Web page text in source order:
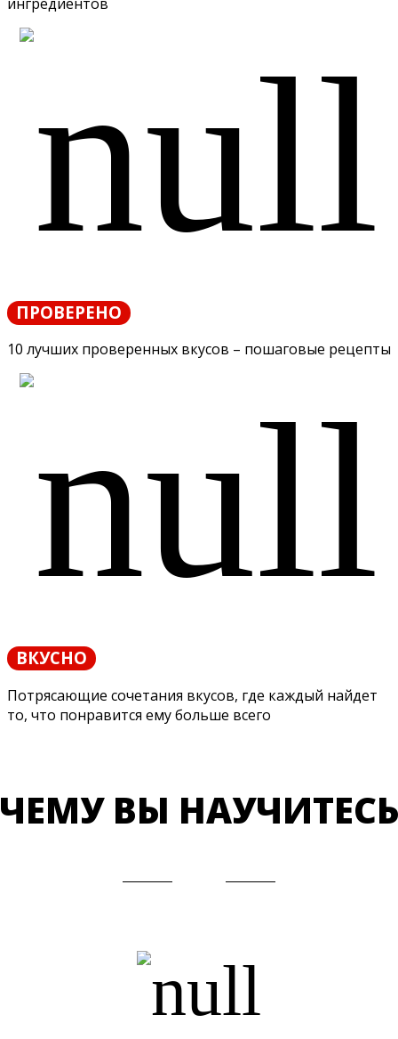
ПРОВЕРЕНО
10 лучших проверенных вкусов – пошаговые рецепты
ВКУСНО
Потрясающие сочетания вкусов, где каждый найдет
то, что понравится ему больше всего
ЧЕМУ ВЫ НАУЧИТЕСЬ